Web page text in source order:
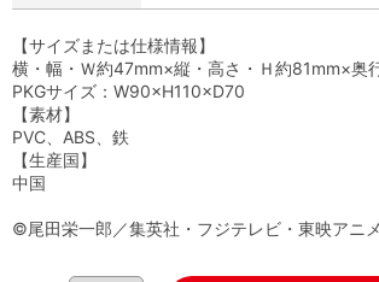
【サイズまたは仕様情報】
横・幅・Ｗ約47mm×縦・高さ・Ｈ約81mm×奥
PKGサイズ：W90×H110×D70
【素材】
PVC、ABS、鉄
【生産国】
中国
©尾田栄一郎／集英社・フジテレビ・東映アニ